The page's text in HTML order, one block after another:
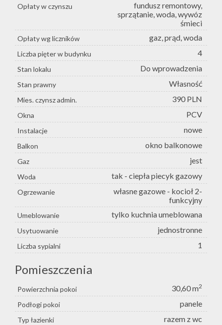
Opłaty w czynszu
fundusz remontowy,
sprzątanie, woda, wywóz
śmieci
Opłaty wg liczników gaz, prąd, woda
Liczba pięter w budynku 4
Stan lokalu Do wprowadzenia
Stan prawny Własność
Mies. czynsz admin. 390 PLN
Okna PCV
Instalacje nowe
Balkon okno balkonowe
Gaz jest
Woda tak - ciepła piecyk gazowy
Ogrzewanie
własne gazowe - kocioł 2-
funkcyjny
Umeblowanie tylko kuchnia umeblowana
Usytuowanie jednostronne
Liczba sypialni 1
Pomieszczenia
Powierzchnia pokoi 30,60 m2
Podłogi pokoi panele
Typ łazienki razem z wc